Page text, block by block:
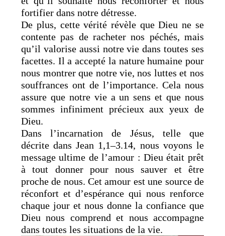
fortifier dans notre détresse.
De plus, cette vérité révèle que Dieu ne se
contente pas de racheter nos péchés, mais
qu’il valorise aussi notre vie dans toutes ses
facettes. Il a accepté la nature humaine pour
nous montrer que notre vie, nos luttes et nos
souffrances ont de l’importance. Cela nous
assure que notre vie a un sens et que nous
sommes infiniment précieux aux yeux de
Dieu.
Dans l’incarnation de Jésus, telle que
décrite dans Jean 1,1–3.14, nous voyons le
message ultime de l’amour : Dieu était prêt
à tout donner pour nous sauver et être
proche de nous. Cet amour est une source de
réconfort et d’espérance qui nous renforce
chaque jour et nous donne la confiance que
Dieu nous comprend et nous accompagne
dans toutes les situations de la vie.